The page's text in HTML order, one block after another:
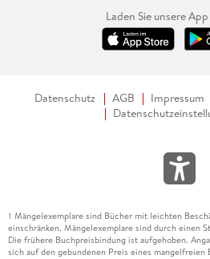
Laden Sie unsere
Datenschutz AGB Impressum
1 Mängelexemplare sind Bücher mit leichten
einschränken. Mängelexemplare sind durch einen
Die frühere Buchpreisbindung ist aufgehoben.
sich auf den gebundenen Preis eines mangelfreien